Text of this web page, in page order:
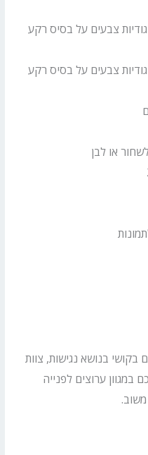
צבעים על בסיס רקע
צבעים על בסיס רקע
או לבן
בנושא נגישות, צוות
ערוצים לפנייה